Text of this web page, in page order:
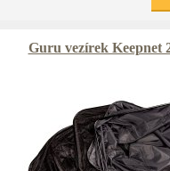
Guru vezírek Keepnet